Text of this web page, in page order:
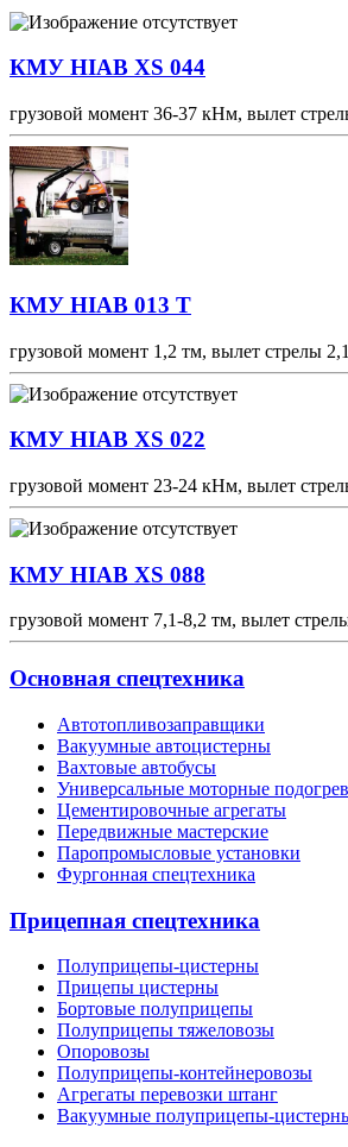
КМУ HIAB XS 044
грузовой момент 36-37 кНм, вылет
КМУ HIAB 013 T
грузовой момент 1,2 тм, вылет стрелы
КМУ HIAB XS 022
грузовой момент 23-24 кНм, вылет
КМУ HIAB XS 088
грузовой момент 7,1-8,2 тм, вылет
Основная спецтехника
Автотопливозаправщики
Вакуумные автоцистерны
Вахтовые автобусы
Универсальные моторные
Цементировочные агрегаты
Передвижные мастерские
Паропромысловые установки
Фургонная спецтехника
Прицепная спецтехника
Полуприцепы-цистерны
Прицепы цистерны
Бортовые полуприцепы
Полуприцепы тяжеловозы
Опоровозы
Полуприцепы-контейнеровозы
Агрегаты перевозки штанг
Вакуумные полуприцепы-